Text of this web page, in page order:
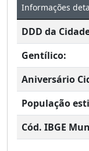
Informações
DDD da
Gentílico:
Aniversário
População
Cód. IBGE